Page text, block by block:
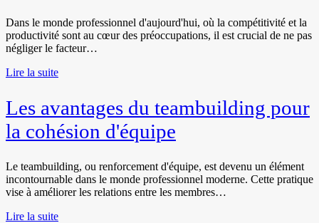
Dans le monde professionnel d'aujourd'hui, où la compétitivité et la
productivité sont au cœur des préoccupations, il est crucial de ne pas
négliger le facteur…
Lire la suite
Les avantages du teambuilding pour
la cohésion d'équipe
Le teambuilding, ou renforcement d'équipe, est devenu un élément
incontournable dans le monde professionnel moderne. Cette pratique
vise à améliorer les relations entre les membres…
Lire la suite